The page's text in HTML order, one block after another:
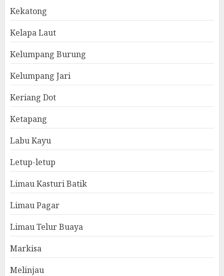
Kekatong
Kelapa Laut
Kelumpang Burung
Kelumpang Jari
Keriang Dot
Ketapang
Labu Kayu
Letup-letup
Limau Kasturi Batik
Limau Pagar
Limau Telur Buaya
Markisa
Melinjau